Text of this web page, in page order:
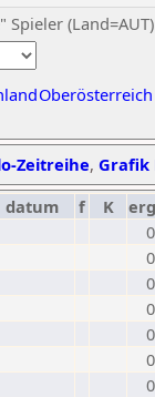
(Land=AUT)
Oberösterreich
Zeitreihe, Grafik
datum f K erg
0
0
0
0
0
0
0